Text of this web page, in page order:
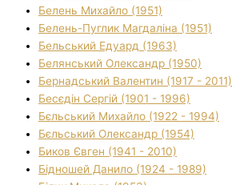
Белень Михайло (1951)
Белень-Пуглик Магдаліна (1951)
Бельський Едуард (1963)
Белянський Олександр (1950)
Бернадський Валентин (1917 - 2011)
Бесєдін Сергій (1901 - 1996)
Бєльський Михайло (1922 - 1994)
Бєльський Олександр (1954)
Биков Євген (1941 - 2010)
Бідношей Данило (1924 - 1989)